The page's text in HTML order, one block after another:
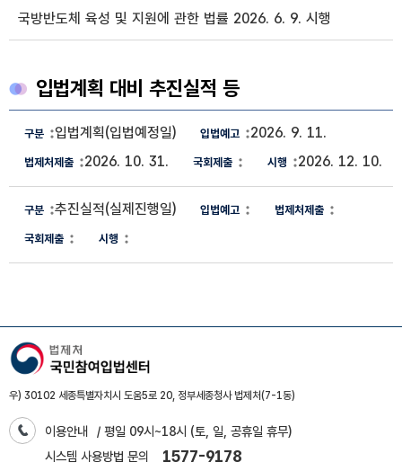
국방반도체 육성 및 지원에 관한 법률 2026. 6. 9. 시행
입법계획 대비 추진실적 등
입법계획 대비 추진실적 정보
입법계획(입법예정일)
2026. 9. 11.
2026. 10. 31.
2026. 12. 10.
추진실적(실제진행일)
우) 30102 세종특별자치시 도움5로 20, 정부세종청사 법제처(7-1동)
이용안내
/ 평일 09시~18시 (토, 일, 공휴일 휴무)
시스템 사용방법 문의
1577-9178